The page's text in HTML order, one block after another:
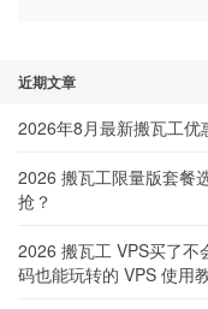
近期文章
2026年8月最新搬瓦工优
2026 搬瓦工限量版套餐
抢？
2026 搬瓦工 VPS买了
码也能玩转的 VPS 使用